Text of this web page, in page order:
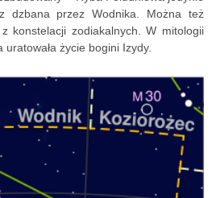
dzbana przez Wodnika. Można też
konstelacji zodiakalnych. W mitologii
życie bogini Izydy.